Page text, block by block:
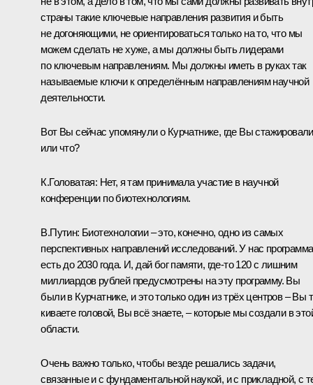
страны такие ключевые направления развития и быть
не догоняющими, не ориентироваться только на то, что мы
можем сделать не хуже, а мы должны быть лидерами
по ключевым направлениям. Мы должны иметь в руках так
называемые ключи к определённым направлениям научной
деятельности.
Вот Вы сейчас упомянули о Курчатнике, где Вы
или что?
К.Головатая: Нет, я там принимала участие в научной
конференции по биотехнологиям.
В.Путин: Биотехнологии ‒ это, конечно, одно из самых
перспективных направлений исследований. У нас программа
есть до 2030 года. И, дай бог памяти, где-то 120 с лишним
миллиардов рублей предусмотрены на эту программу. Вы
были в Курчатнике, и это только один из трёх центров ‒ Вы
киваете головой, Вы всё знаете, ‒ которые мы создали в
области.
Очень важно только, чтобы везде решались задачи,
связанные и с фундаментальной наукой, и с прикладной, с